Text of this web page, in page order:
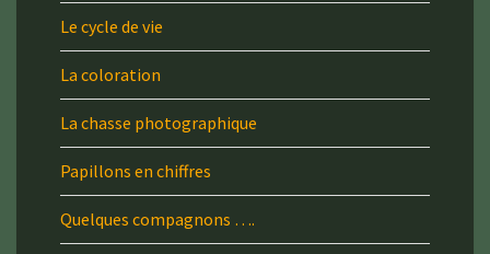
Le cycle de vie
La coloration
La chasse photographique
Papillons en chiffres
Quelques compagnons ….